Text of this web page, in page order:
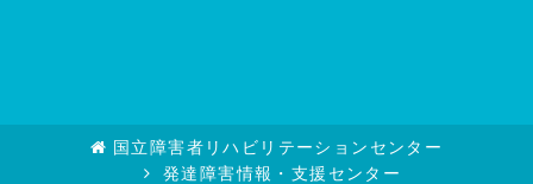
国立障害者リハビリテーションセンター
発達障害情報・支援センター